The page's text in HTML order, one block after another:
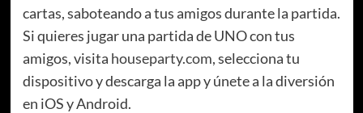
cartas, saboteando a tus amigos durante la partida.
Si quieres jugar una partida de UNO con tus
amigos, visita houseparty.com, selecciona tu
dispositivo y descarga la app y únete a la diversión
en iOS y Android.